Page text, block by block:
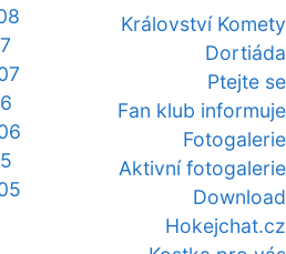
Království Komety
Dortiáda
Ptejte se
Fan klub informuje
Fotogalerie
Aktivní fotogalerie
Download
Hokejchat.cz